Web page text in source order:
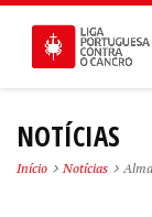
NOTÍCIAS
Início Notícias